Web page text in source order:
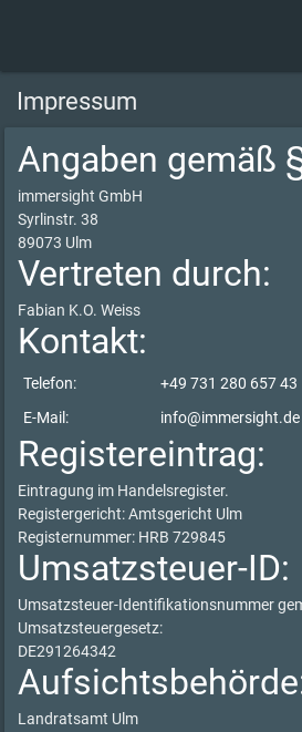
Impressum
Angaben gemäß
immersight GmbH
Syrlinstr. 38
89073 Ulm
Vertreten durch:
Fabian K.O. Weiss
Kontakt:
Telefon:
+49 731 280 657 43
E-Mail:
info@immersight.de
Registereintrag:
Eintragung im Handelsregister.
Registergericht: Amtsgericht Ulm
Registernummer: HRB 729845
Umsatzsteuer-ID:
Umsatzsteuer-Identifikationsnummer
Umsatzsteuergesetz:
DE291264342
Landratsamt Ulm